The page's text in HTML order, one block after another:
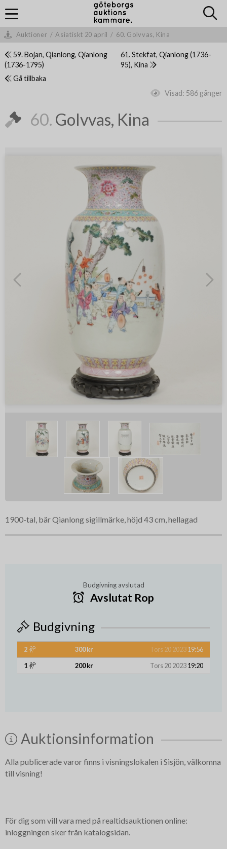
Auktioner / Asiatiskt 20 april / 60. Golvvas, Kina
59. Bojan, Qianlong, Qianlong
(1736-1795)
61. Stekfat, Qianlong (1736-
95), Kina
Gå tillbaka
Visad: 586 gånger
60. Golvvas, Kina
1900-tal, bär Qianlong sigillmärke, höjd 43 cm, hellagad
Budgivning avslutad
Avslutat Rop
Budgivning
2 300 kr Tors 20 202319:56
1
200 kr Tors 20 202319:20
Auktionsinformation
Alla publicerade varor finns i visningslokalen i Sisjön, välkomna
till visning!
För dig som vill vara med på realtidsauktionen online:
inloggningen sker från katalogsidan.